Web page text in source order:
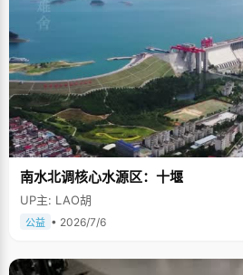
南水北调核心水源区：十堰
UP主: LAO胡
公益 • 2026/7/6